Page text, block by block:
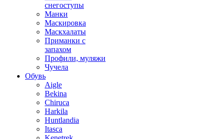
снегоступы
Манки
Маскировка
Маскхалаты
Приманки с
запахом
Профили, муляжи
Чучела
Обувь
Aigle
Bekina
Chiruсa
Harkila
Huntlandia
Itasca